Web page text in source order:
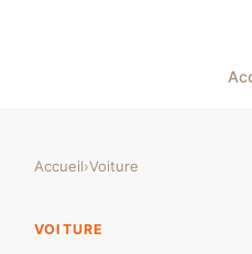
Accueil›Voiture
VOITURE